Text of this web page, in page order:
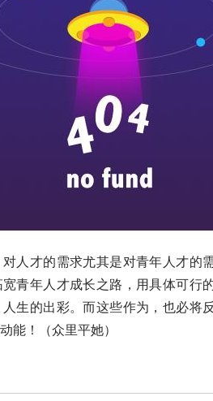
才的需求尤其是对青年人才的
青年人才成长之路，用具体可行
生的出彩。而这些作为，也必将
能！（众里平她）